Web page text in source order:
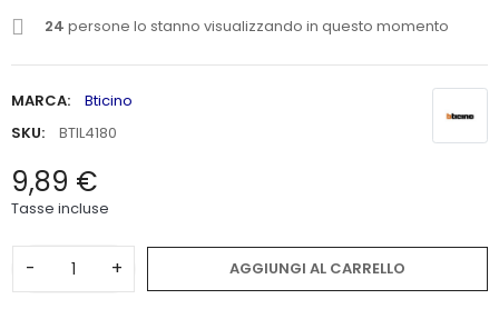
24 persone lo stanno visualizzando in questo momento
MARCA:
Bticino
SKU:
BTIL4180
9,89 €
Tasse incluse
- + AGGIUNGI AL CARRELLO